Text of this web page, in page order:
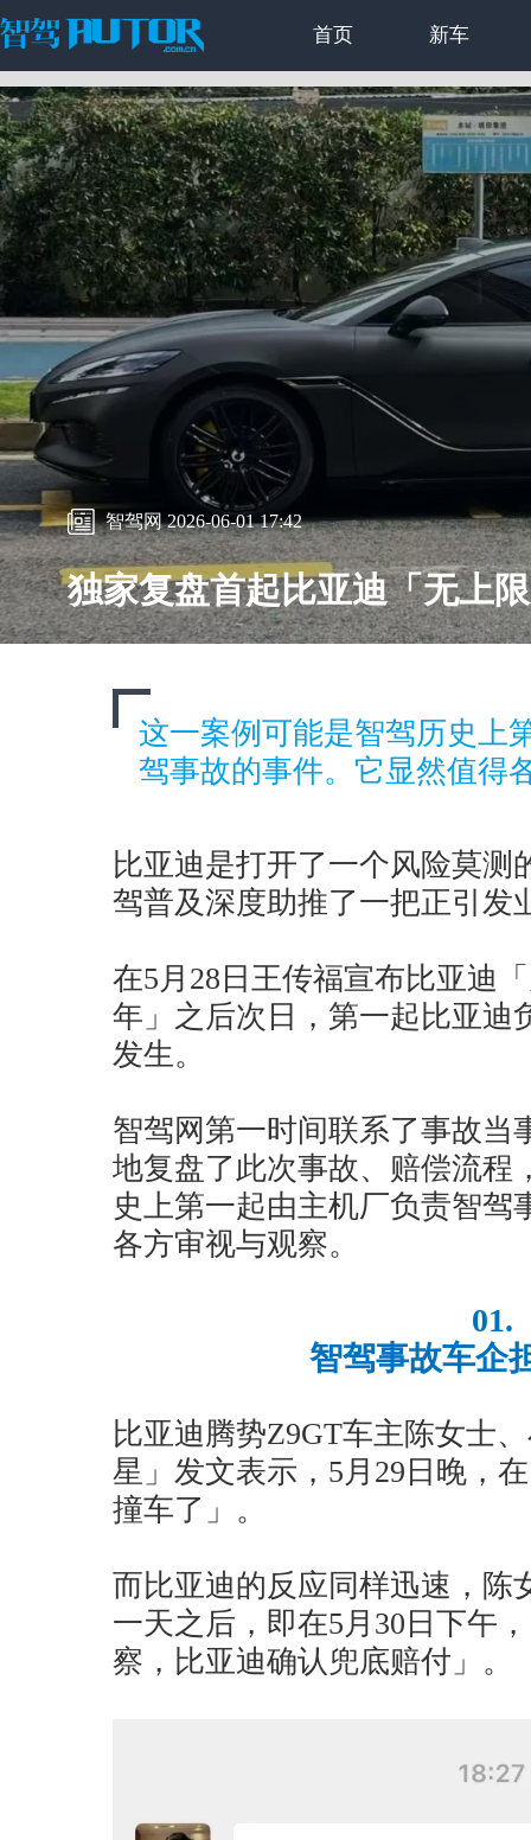
首页 新车
智驾网 2026-06-01 17:42
独家复盘首起比亚迪「无上
这一案例可能是智驾历史上
驾事故的事件。它显然值得
比亚迪是打开了一个风险莫测
驾普及深度助推了一把正引发
在5月28日王传福宣布比亚迪
年」之后次日，第一起比亚迪
发生。
智驾网第一时间联系了事故当
地复盘了此次事故、赔偿流程
史上第一起由主机厂负责智驾
各方审视与观察。
01.
智驾事故车企
比亚迪腾势Z9GT车主陈女士
星」发文表示，5月29日晚，
撞车了」。
而比亚迪的反应同样迅速，陈
一天之后，即在5月30日下午
察，比亚迪确认兜底赔付」。